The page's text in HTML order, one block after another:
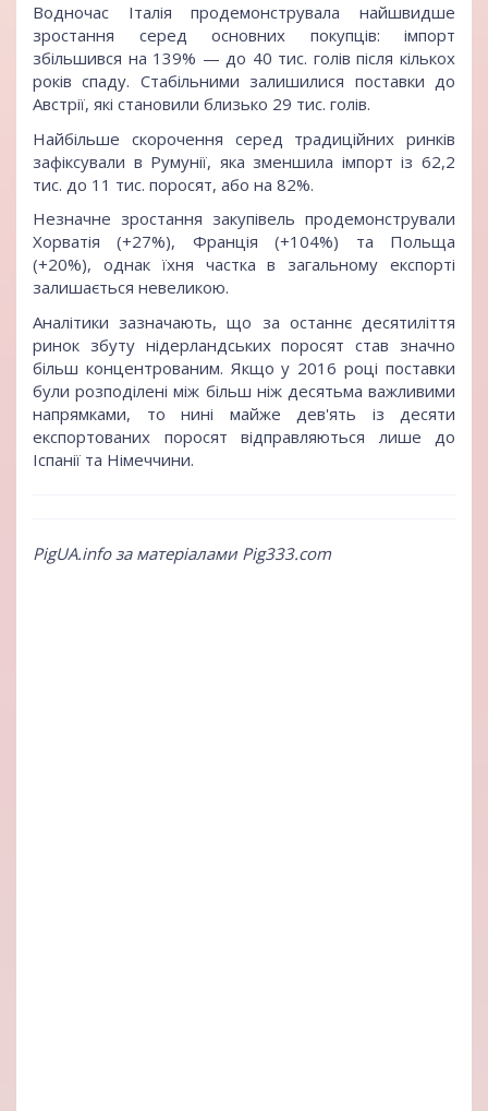
Водночас Італія продемонструвала найшвидше
зростання серед основних покупців: імпорт
збільшився на 139% — до 40 тис. голів після кількох
років спаду. Стабільними залишилися поставки до
Австрії, які становили близько 29 тис. голів.
Найбільше скорочення серед традиційних ринків
зафіксували в Румунії, яка зменшила імпорт із 62,2
тис. до 11 тис. поросят, або на 82%.
Незначне зростання закупівель продемонстрували
Хорватія (+27%), Франція (+104%) та Польща
(+20%), однак їхня частка в загальному експорті
залишається невеликою.
Аналітики зазначають, що за останнє десятиліття
ринок збуту нідерландських поросят став значно
більш концентрованим. Якщо у 2016 році поставки
були розподілені між більш ніж десятьма важливими
напрямками, то нині майже дев'ять із десяти
експортованих поросят відправляються лише до
Іспанії та Німеччини.
PigUA.info за матеріалами Pig333.com